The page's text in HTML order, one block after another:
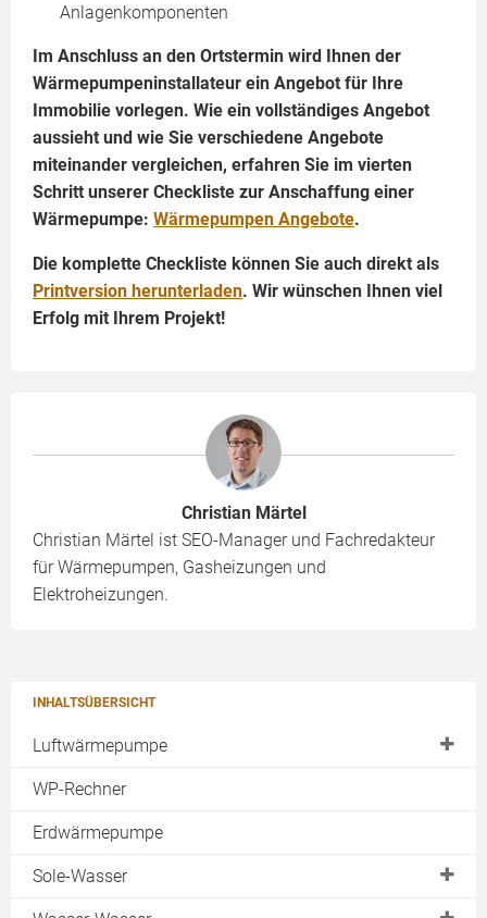
INHALTSÜBERSICHT
Luftwärmepumpe
Außenaufstellung
WP-Rechner
Erdwärmepumpe
Sole-Wasser
Anlagenkomponenten
Im Anschluss an den Ortstermin wird Ihnen der
Wärmepumpeninstallateur ein Angebot für Ihre
Immobilie vorlegen. Wie ein vollständiges Angebot
aussieht und wie Sie verschiedene Angebote
miteinander vergleichen, erfahren Sie im vierten
Schritt unserer Checkliste zur Anschaffung einer
Wärmepumpe: Wärmepumpen Angebote.
Die komplette Checkliste können Sie auch direkt als
Printversion herunterladen. Wir wünschen Ihnen viel
Erfolg mit Ihrem Projekt!
Christian Märtel
Christian Märtel ist SEO-Manager und Fachredakteur
für Wärmepumpen, Gasheizungen und
Elektroheizungen.